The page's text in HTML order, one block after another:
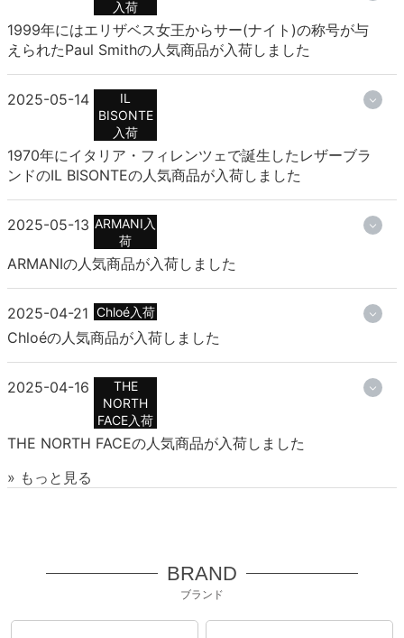
入荷
1999年にはエリザベス女王からサー(ナイト)の称号が与
えられたPaul Smithの人気商品が入荷しました
2025-05-14
IL
BISONTE
入荷
1970年にイタリア・フィレンツェで誕生したレザーブラ
ンドのIL BISONTEの人気商品が入荷しました
2025-05-13 ARMANI入
荷
ARMANIの人気商品が入荷しました
2025-04-21 Chloé入荷
Chloéの人気商品が入荷しました
2025-04-16
THE
NORTH
FACE入荷
THE NORTH FACEの人気商品が入荷しました
» もっと見る
BRAND
ブランド